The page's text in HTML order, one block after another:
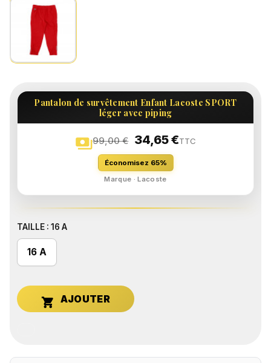
Pantalon de survêtement Enfant Lacoste SPORT
léger avec piping
payments99,00 € 34,65 €TTC
Économisez 65%
Marque · Lacoste
TAILLE : 16 A
16 A
